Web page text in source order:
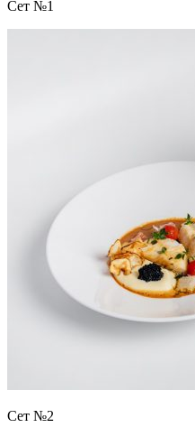
Сет №1
Сет №2